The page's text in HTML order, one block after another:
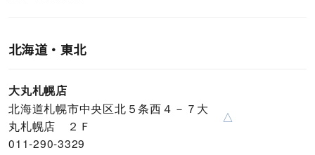
北海道・東北
大丸札幌店
北海道札幌市中央区北５条西４－７大
丸札幌店 ２Ｆ
011-290-3329
△